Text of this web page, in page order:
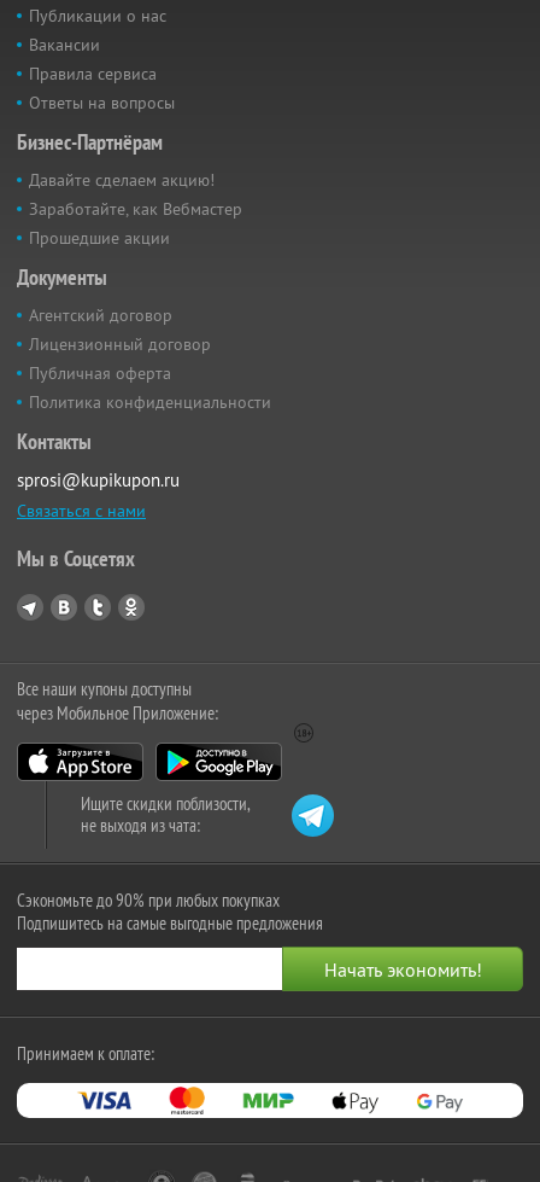
Публикации о нас
Вакансии
Правила сервиса
Ответы на вопросы
Бизнес-Партнёрам
Давайте сделаем акцию!
Заработайте, как Вебмастер
Прошедшие акции
Документы
Агентский договор
Лицензионный договор
Публичная оферта
Политика конфиденциальности
Контакты
sprosi@kupikupon.ru
Связаться с нами
Мы в Соцсетях
Все наши купоны доступны
через Мобильное Приложение:
Ищите скидки поблизости,
не выходя из чата:
Сэкономьте до 90% при любых покупках
Подпишитесь на самые выгодные предложения
Принимаем к оплате: